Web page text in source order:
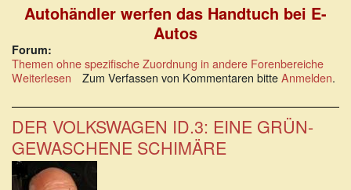
Autohändler werfen das Handtuch bei E-
Autos
Forum:
Themen ohne spezifische Zuordnung in andere Forenbereiche
Weiterlesen über
Verkauf
von
Elektroautos
soll
erzwungen
werden
Zum Verfassen von Kommentaren bitteAnmelden.
DER VOLKSWAGEN ID.3: EINE GRÜN-
GEWASCHENE SCHIMÄRE